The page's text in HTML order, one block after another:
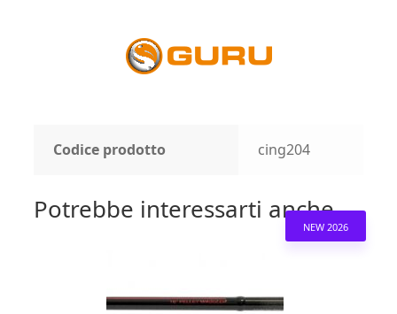
Codice prodotto cing204
Potrebbe interessarti anche...
NEW 2026